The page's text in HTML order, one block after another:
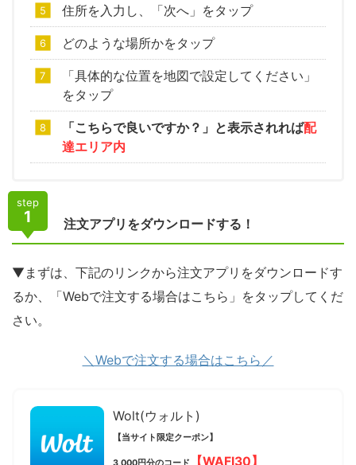
住所を入力し、「次へ」をタップ
どのような場所かをタップ
「具体的な位置を地図で設定してください」
をタップ
「こちらで良いですか？」と表示されれば配
達エリア内
step
1 注文アプリをダウンロードする！
▼まずは、下記のリンクから注文アプリをダウンロードす
るか、「Webで注文する場合はこちら」をタップしてくだ
さい。
＼Webで注文する場合はこちら／
Wolt(ウォルト)
【当サイト限定クーポン】
3,000円分のコード 【WAFI30】